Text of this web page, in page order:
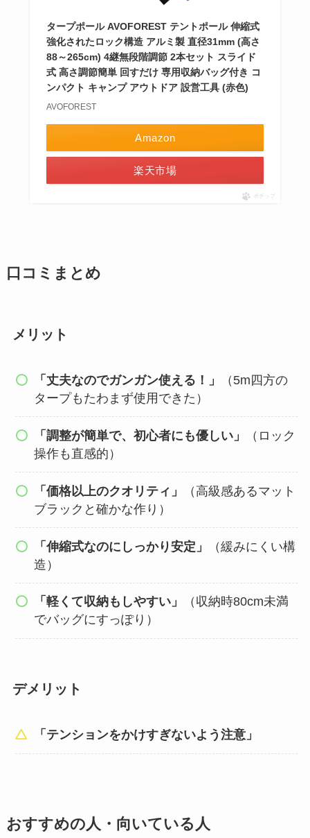
タープポール AVOFOREST テントポール 伸縮式
強化されたロック構造 アルミ製 直径31mm (高さ
88～265cm) 4継無段階調節 2本セット スライド
式 高さ調節簡単 回すだけ 専用収納バッグ付き コ
ンパクト キャンプ アウトドア 設営工具 (赤色)
AVOFOREST
Amazon
楽天市場
ポチップ
口コミまとめ
メリット
「丈夫なのでガンガン使える！」
（5m四方の
タープもたわまず使用できた）
「調整が簡単で、初心者にも優しい」
（ロック
操作も直感的）
「価格以上のクオリティ」
（高級感あるマット
ブラックと確かな作り）
「伸縮式なのにしっかり安定」
（緩みにくい構
造）
「軽くて収納もしやすい」
（収納時80cm未満
でバッグにすっぽり）
デメリット
「テンションをかけすぎないよう注意」
おすすめの人・向いている人